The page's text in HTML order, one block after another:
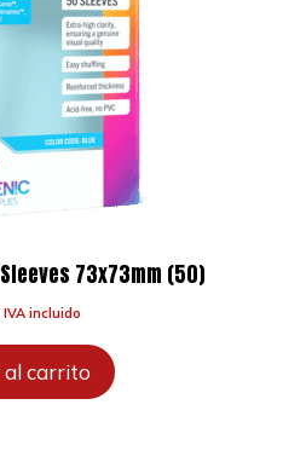
73x73mm (50)
IVA incluido
carrito